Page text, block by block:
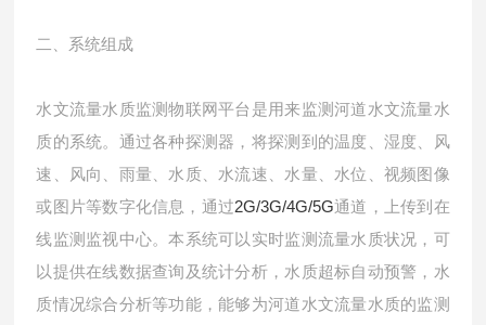
二、系统组成
水文流量水质监测物联网平台是用来监测河道水文流量水
质的系统。通过各种探测器，将探测到的温度、湿度、风
速、风向、雨量、水质、水流速、水量、水位、视频图像
或图片等数字化信息，通过2G/3G/4G/5G通道，上传到在
线监测监视中心。本系统可以实时监测流量水质状况，可
以提供在线数据查询及统计分析，水质超标自动预警，水
质情况综合分析等功能，能够为河道水文流量水质的监测